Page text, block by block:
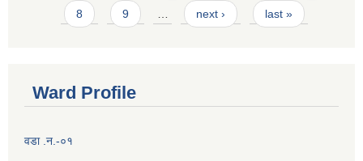
8 9 next › last »
Ward Profile
वडा .न.-०१